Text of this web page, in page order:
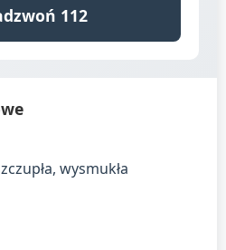
112
wysmukła